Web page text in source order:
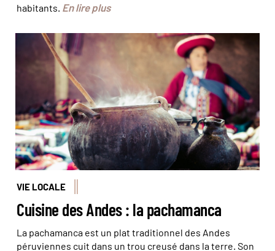
habitants. En lire plus
Dans un village traditionnel du Pérou © Mariusz
Prusaczyk / fotolia.com
VIE LOCALE
Cuisine des Andes : la pachamanca
La pachamanca est un plat traditionnel des Andes
péruviennes cuit dans un trou creusé dans la terre. Son